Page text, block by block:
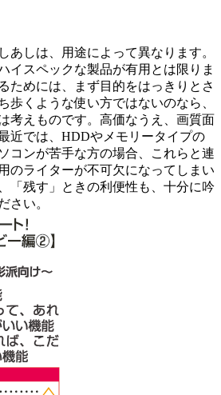
しは、用途によって異なります。
イスペックな製品が有用とは限りま
ためには、まず目的をはっきりとさ
歩くような使い方ではないのなら、
考えものです。高価なうえ、画質面
近では、HDDやメモリータイプの
コンが苦手な方の場合、これらと連
のライターが不可欠になってしまい
「残す」ときの利便性も、十分に吟
さい。